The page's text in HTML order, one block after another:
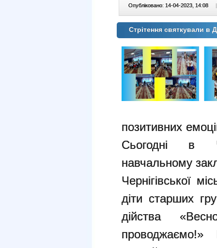
Опубліковано: 14-04-2023, 14:08 |
Стрітення святкували в
позитивних
Сьогодні в
навчальному
Чернігівської
діти старших
дійства